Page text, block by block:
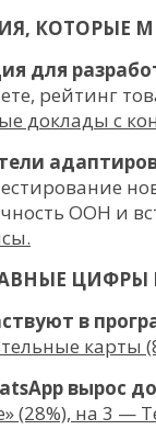
КОТОРЫЕ
для
рейтинг
доклады с
OOH и
ЦИФРЫ
в
карты
вырос
(28%), на 3 —